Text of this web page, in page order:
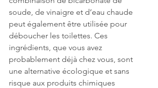
soude, de vinaigre et d’eau chaude
peut également être utilisée pour
déboucher les toilettes. Ces
ingrédients, que vous avez
probablement déjà chez vous, sont
une alternative écologique et sans
risque aux produits chimiques